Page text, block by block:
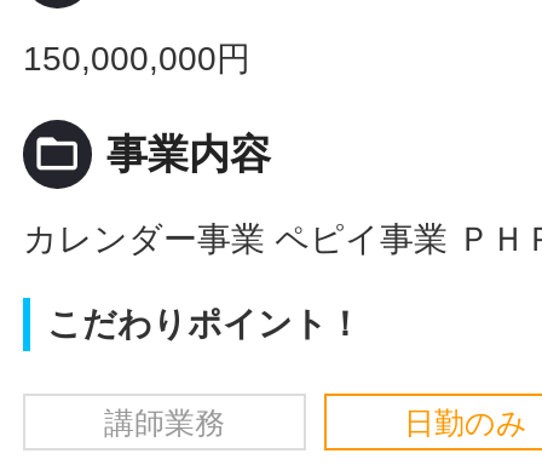
150,000,000円
folder_open 事業内容
カレンダー事業 ペピイ事業 ＰＨ
こだわりポイント！
講師業務 日勤のみ